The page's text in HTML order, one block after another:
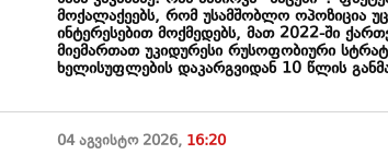
მოქალაქეებს, რომ უსამშობლო ოპოზიცია
ინტერესებით მოქმედებს, მათ 2022-ში
მიემართათ უკიდურესი რუსოფობიური
ხელისუფლების დაკარგვიდან 10 წლის
04 აგვისტო 2026, 16:20